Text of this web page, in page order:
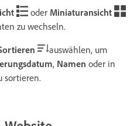
oder Miniaturansicht
zu wechseln.
auswählen, um
, Namen oder in
sortieren.